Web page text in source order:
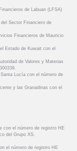
de Labuan (LFSA)
Sector Financiero de
Financieros de Mauricio
Estado de Kuwait con el
de Valores y Materias
Lucía con el número de
y las Granadinas con el
con el número de registro HE
del Grupo XS.
el número de registro HE